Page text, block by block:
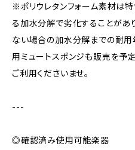
※ポリウレタンフォーム素材は
る加水分解で劣化することがあ
ない場合の加水分解までの耐
用ミュートスポンジも販売を予
ご利用くださいませ。
---
◎確認済み使用可能楽器